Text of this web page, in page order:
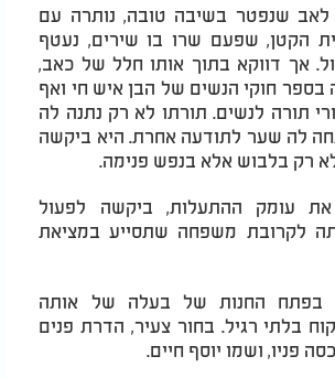
לאב שנפטר בשיבה טובה, נותרה עם
הקטן, שפעם שרו בו שירים, נעטף
אך דווקא בתוך אותו חלל של כאב,
חוקי הנשים של הבן איש חי ואף
תורה לנשים. תורתו לא רק נתנה לה
לה שער לתודעה אחרת. היא ביקשה
רק בלבוש אלא בנפש פנימה.
עומק ההתעלות, ביקשה לפעול
לקרובת משפחה שתסייע במציאת
בפתח החנות של בעלה של אותה
בלתי רגיל. בחור צעיר, הדרת פנים
פניו, ושמו יוסף חיים.